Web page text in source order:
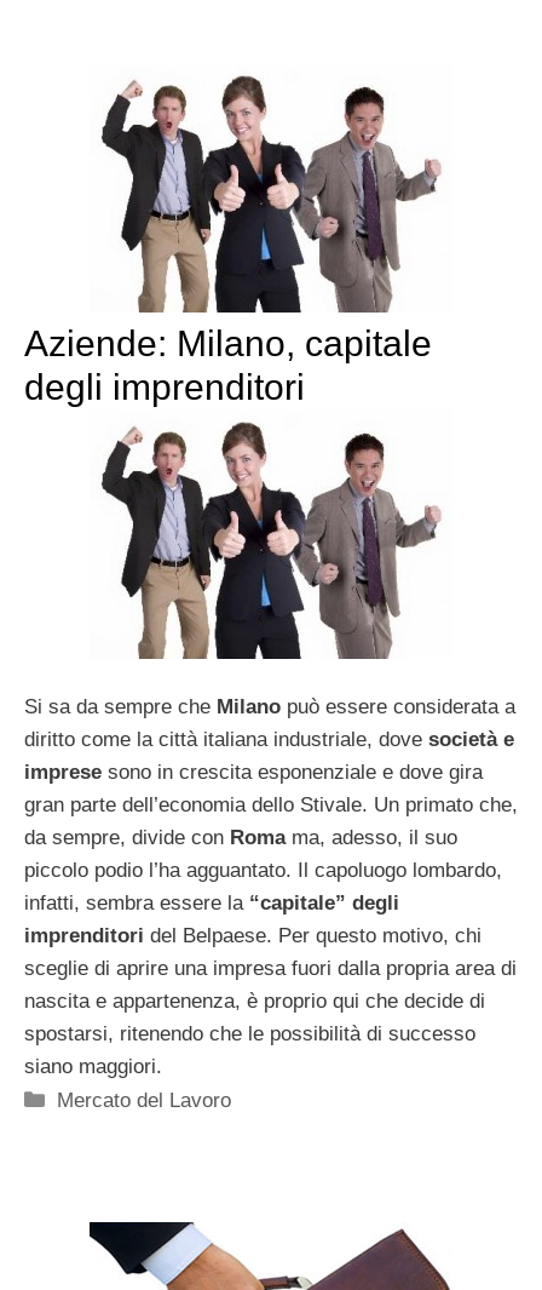
Aziende: Milano, capitale
degli imprenditori
Si sa da sempre che Milano può essere considerata a
diritto come la città italiana industriale, dove società e
imprese sono in crescita esponenziale e dove gira
gran parte dell’economia dello Stivale. Un primato che,
da sempre, divide con Romama, adesso, il suo
piccolo podio l’ha agguantato. Il capoluogo lombardo,
infatti, sembra essere la “capitale” degli
imprenditori del Belpaese. Per questo motivo, chi
sceglie di aprire una impresa fuori dalla propria area di
nascita e appartenenza, è proprio qui che decide di
spostarsi, ritenendo che le possibilità di successo
siano maggiori.
Categorie
Mercato del Lavoro